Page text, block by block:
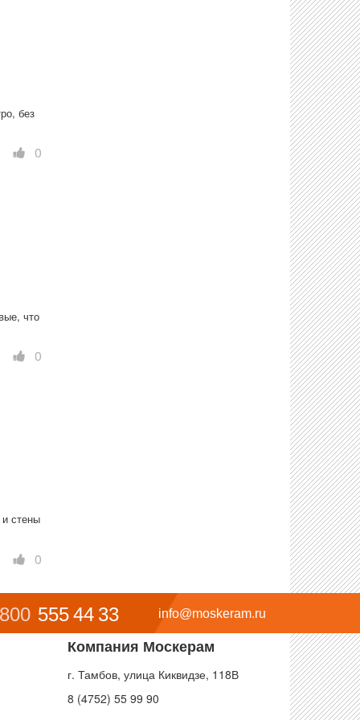
без
0
что
0
стены
0
info@moskeram.ru
555 44 33
Компания Москерам
г. Тамбов, улица Киквидзе, 118В
8 (4752) 55 99 90